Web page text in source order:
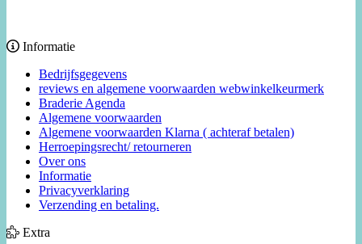
Informatie
Bedrijfsgegevens
reviews en algemene voorwaarden webwinkelkeurmerk
Braderie Agenda
Algemene voorwaarden
Algemene voorwaarden Klarna ( achteraf betalen)
Herroepingsrecht/ retourneren
Over ons
Informatie
Privacyverklaring
Verzending en betaling.
Extra